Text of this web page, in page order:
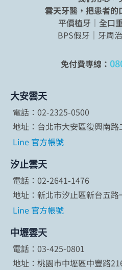
大安雲天
電話：02-2325-0500
地址：台北市大安區復興南路
Line 官方帳號
汐止雲天
電話：02-2641-1476
地址：新北市汐止區新台五路
Line 官方帳號
中壢雲天
電話：03-425-0801
地址：桃園市中壢區中豐路
雲天牙醫，把患者的
平價植牙｜全口
BPS假牙｜牙周
免付費專線：